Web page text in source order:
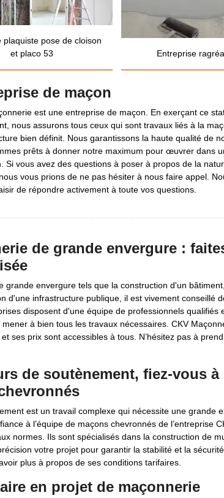
plaquiste pose de cloison
et placo 53
Entreprise
de maçon
est une entreprise de maçon. En exerçant ce
nous assurons tous ceux qui sont travaux liés à la
bien définit. Nous garantissons la haute qualité de
prêts à donner notre maximum pour œuvrer dans
Si vous avez des questions à poser à propos de la
vous prions de ne pas hésiter à nous faire appel.
de répondre activement à toute vos questions.
de grande envergure :
grande envergure tels que la construction d'un
d'une infrastructure publique, il est vivement conseillé
disposent d'une équipe de professionnels qualifiés
à bien tous les travaux nécessaires. CKV
ses prix sont accessibles à tous. N’hésitez pas à
de soutènement, fiez-vous à
est un travail complexe qui nécessite une grande
à l’équipe de maçons chevronnés de l’entreprise
normes. Ils sont spécialisés dans la construction de
votre projet pour garantir la stabilité et la
plus à propos de ses conditions tarifaires.
en projet de maçonnerie